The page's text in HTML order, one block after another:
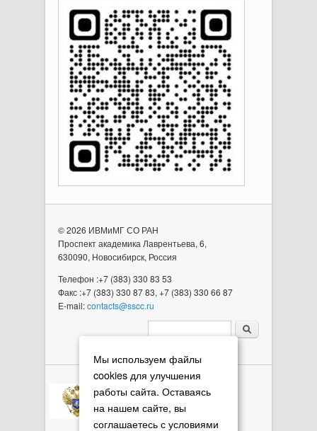
Мы используем файлы
cookies для улучшения
работы сайта. Оставаясь
на нашем сайте, вы
соглашаетесь с условиями
© 2026 ИВМиМГ СО РАН
Проспект академика Лаврентьева, 6,
630090, Новосибирск, Россия
Телефон :+7 (383) 330 83 53
Факс :+7 (383) 330 87 83, +7 (383) 330 66 87
E-mail:contacts@sscc.ru
Форма поиска